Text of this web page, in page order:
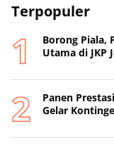
Terpopuler
Borong Piala,
Utama di JKP
Panen
Gelar